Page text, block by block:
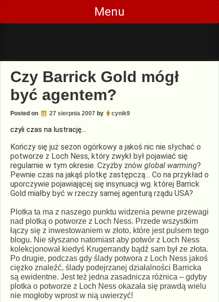
Skip
content
Menu
Czy Barrick Gold mógł
być agentem?
Posted on 27 sierpnia 2007 by cynik9
czyli czas na lustrację…
Kończy się już sezon ogórkowy a jakoś nic nie słychać o
potworze z Loch Ness, który zwykł był pojawiać się
regularnie w tym okresie. Czyżby znów global warming?
Pewnie czas na jakąś plotkę zastępczą… Co na przykład o
uporczywie pojawiającej się insynuacji wg. której Barrick
Gold miałby być w rzeczy samej agenturą rządu USA?
Plotka ta ma z naszego punktu widzenia pewne przewagi
nad plotką o potworze z Loch Ness. Przede wszystkim
łączy się z inwestowaniem w złoto, które jest pulsem tego
blogu. Nie słyszano natomiast aby potwór z Loch Ness
kolekcjonował kiedyś Krugerrandy bądź sam był ze złota.
Po drugie, podczas gdy ślady potwora z Loch Ness jakoś
ciężko znaleźć, ślady podejrzanej działalności Barricka
są ewidentne. Jest też jedna zasadnicza różnica – gdyby
plotka o potworze z Loch Ness okazała się prawdą wielu
nie mogłoby wprost w nią uwierzyć!